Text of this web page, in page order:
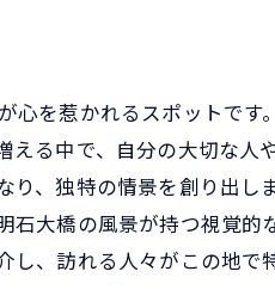
を惹かれるスポットです
る中で、自分の大切な
、独特の情景を創り出し
大橋の風景が持つ視覚
、訪れる人々がこの地